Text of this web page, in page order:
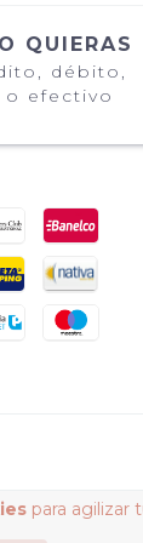
para agilizar
QUIERAS
débito,
o efectivo